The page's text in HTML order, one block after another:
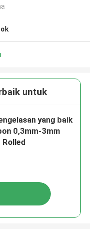
untuk
yang baik
0,3mm-3mm